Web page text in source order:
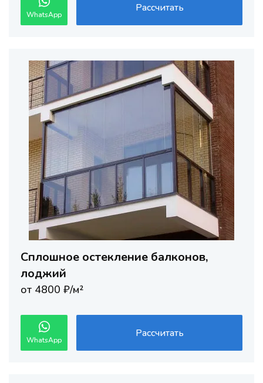
WhatsApp
Рассчитать
Сплошное остекление балконов,
лоджий
от 4800 ₽/м²
WhatsApp
Рассчитать